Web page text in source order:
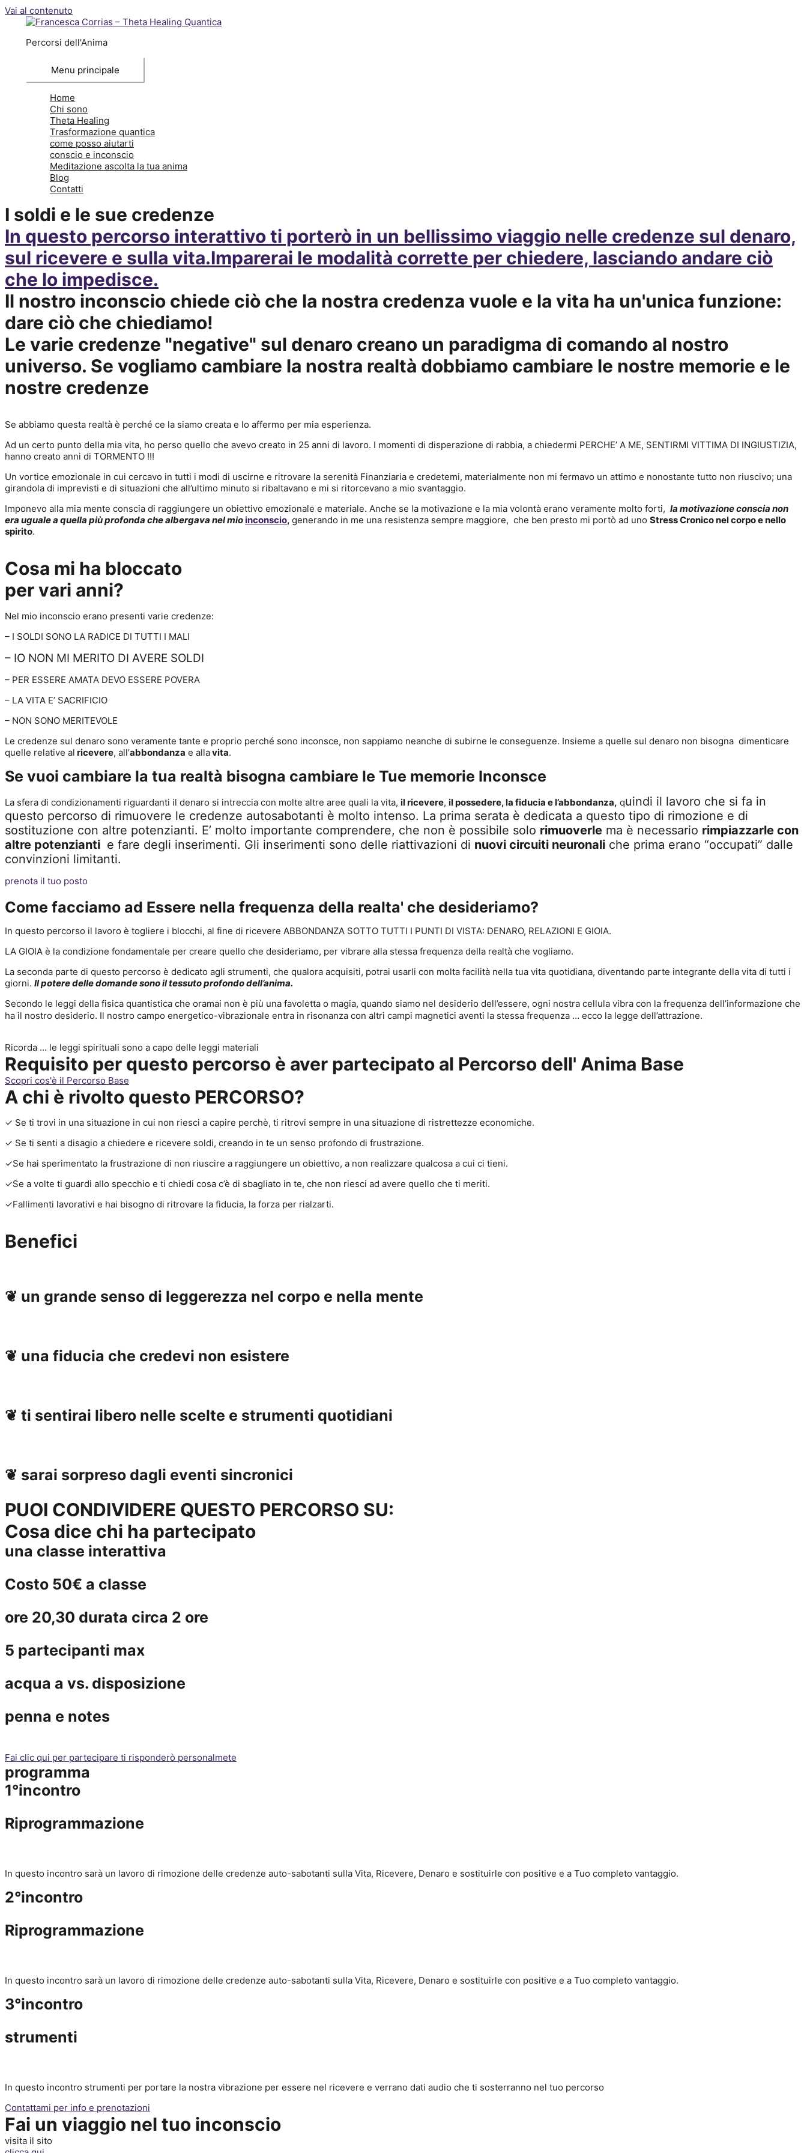
Vai al contenuto
Percorsi dell'Anima
Menu principale
Home
Chi sono
Theta Healing
Trasformazione quantica
come posso aiutarti
conscio e inconscio
Meditazione ascolta la tua anima
Blog
Contatti
I soldi e le sue credenze
In questo percorso interattivo ti porterò in un bellissimo viaggio nelle credenze sul denaro,
sul ricevere e sulla vita.Imparerai le modalità corrette per chiedere, lasciando andare ciò
che lo impedisce.
Il nostro inconscio chiede ciò che la nostra credenza vuole e la vita ha un'unica funzione:
dare ciò che chiediamo!
Le varie credenze "negative" sul denaro creano un paradigma di comando al nostro
universo. Se vogliamo cambiare la nostra realtà dobbiamo cambiare le nostre memorie e le
nostre credenze
Se abbiamo questa realtà è perché ce la siamo creata e lo affermo per mia esperienza.
Ad un certo punto della mia vita, ho perso quello che avevo creato in 25 anni di lavoro. I momenti di disperazione di rabbia, a chiedermi PERCHE’ A ME, SENTIRMI VITTIMA DI INGIUSTIZIA,
hanno creato anni di TORMENTO !!!
Un vortice emozionale in cui cercavo in tutti i modi di uscirne e ritrovare la serenità Finanziaria e credetemi, materialmente non mi fermavo un attimo e nonostante tutto non riuscivo; una
girandola di imprevisti e di situazioni che all’ultimo minuto si ribaltavano e mi si ritorcevano a mio svantaggio.
Imponevo alla mia mente conscia di raggiungere un obiettivo emozionale e materiale. Anche se la motivazione e la mia volontà erano veramente molto forti, la motivazione conscia non
era uguale a quella più profonda che albergava nel mioinconscio, generando in me una resistenza sempre maggiore, che ben presto mi portò ad uno Stress Cronico nel corpo e nello
spirito.
Cosa mi ha bloccato
per vari anni?
Nel mio inconscio erano presenti varie credenze:
– I SOLDI SONO LA RADICE DI TUTTI I MALI
– IO NON MI MERITO DI AVERE SOLDI
– PER ESSERE AMATA DEVO ESSERE POVERA
– LA VITA E’ SACRIFICIO
– NON SONO MERITEVOLE
Le credenze sul denaro sono veramente tante e proprio perché sono inconsce, non sappiamo neanche di subirne le conseguenze. Insieme a quelle sul denaro non bisogna dimenticare
quelle relative al ricevere, all’abbondanza e allavita.
Se vuoi cambiare la tua realtà bisogna cambiare le Tue memorie Inconsce
La sfera di condizionamenti riguardanti il denaro si intreccia con molte altre aree quali la vita, il ricevere, il possedere, la fiducia e l’abbondanza, quindi il lavoro che si fa in
questo percorso di rimuovere le credenze autosabotanti è molto intenso. La prima serata è dedicata a questo tipo di rimozione e di
sostituzione con altre potenzianti. E’ molto importante comprendere, che non è possibile solo rimuoverle ma è necessario rimpiazzarle con
altre potenzianti e fare degli inserimenti. Gli inserimenti sono delle riattivazioni di nuovi circuiti neuronali che prima erano “occupati” dalle
convinzioni limitanti.
prenota il tuo posto
Come facciamo ad Essere nella frequenza della realta' che desideriamo?
In questo percorso il lavoro è togliere i blocchi, al fine di ricevere ABBONDANZA SOTTO TUTTI I PUNTI DI VISTA: DENARO, RELAZIONI E GIOIA.
LA GIOIA è la condizione fondamentale per creare quello che desideriamo, per vibrare alla stessa frequenza della realtà che vogliamo.
La seconda parte di questo percorso è dedicato agli strumenti, che qualora acquisiti, potrai usarli con molta facilità nella tua vita quotidiana, diventando parte integrante della vita di tutti i
giorni. Il potere delle domande sono il tessuto profondo dell’anima.
Secondo le leggi della fisica quantistica che oramai non è più una favoletta o magia, quando siamo nel desiderio dell’essere, ogni nostra cellula vibra con la frequenza dell’informazione che
ha il nostro desiderio. Il nostro campo energetico-vibrazionale entra in risonanza con altri campi magnetici aventi la stessa frequenza … ecco la legge dell’attrazione.
Ricorda ... le leggi spirituali sono a capo delle leggi materiali
Requisito per questo percorso è aver partecipato al Percorso dell' Anima Base
Scopri cos'è il Percorso Base
A chi è rivolto questo PERCORSO?
✓ Se ti trovi in una situazione in cui non riesci a capire perchè, ti ritrovi sempre in una situazione di ristrettezze economiche.
✓ Se ti senti a disagio a chiedere e ricevere soldi, creando in te un senso profondo di frustrazione.
✓Se hai sperimentato la frustrazione di non riuscire a raggiungere un obiettivo, a non realizzare qualcosa a cui ci tieni.
✓Se a volte ti guardi allo specchio e ti chiedi cosa c’è di sbagliato in te, che non riesci ad avere quello che ti meriti.
✓Fallimenti lavorativi e hai bisogno di ritrovare la fiducia, la forza per rialzarti.
Benefici
❦ un grande senso di leggerezza nel corpo e nella mente
❦ una fiducia che credevi non esistere
❦ ti sentirai libero nelle scelte e strumenti quotidiani
❦ sarai sorpreso dagli eventi sincronici
PUOI CONDIVIDERE QUESTO PERCORSO SU:
Cosa dice chi ha partecipato
una classe interattiva
Costo 50€ a classe
ore 20,30 durata circa 2 ore
5 partecipanti max
acqua a vs. disposizione
penna e notes
Fai clic qui per partecipare ti risponderò personalmete
programma
1°incontro
Riprogrammazione
In questo incontro sarà un lavoro di rimozione delle credenze auto-sabotanti sulla Vita, Ricevere, Denaro e sostituirle con positive e a Tuo completo vantaggio.
2°incontro
Riprogrammazione
In questo incontro sarà un lavoro di rimozione delle credenze auto-sabotanti sulla Vita, Ricevere, Denaro e sostituirle con positive e a Tuo completo vantaggio.
3°incontro
strumenti
In questo incontro strumenti per portare la nostra vibrazione per essere nel ricevere e verrano dati audio che ti sosterranno nel tuo percorso
Contattami per info e prenotazioni
Fai un viaggio nel tuo inconscio
visita il sito